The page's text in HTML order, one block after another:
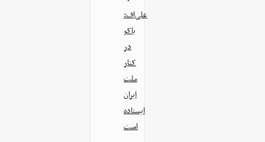
علی‌اف:
باکو
در
کنار
ملت
ایران
ایستاده
است